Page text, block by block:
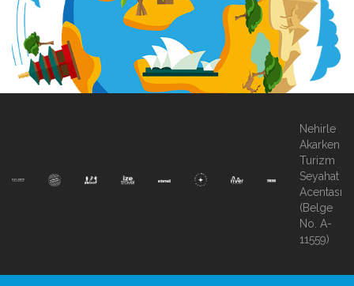
Nehirle
Akarken
Turizm
Seyahat
Acentası
(Belge
No. A-
11559)